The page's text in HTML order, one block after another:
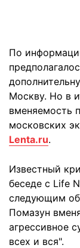
По
Москву. Но в
вменяемость
московских
Lenta.ru.
Известный
беседе с Life
следующим
Помазун
агрессивное
всех и вся".